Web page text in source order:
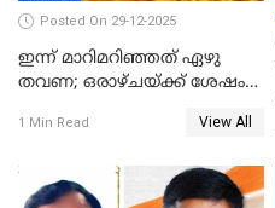
Posted On 29-12-2025
ഇന്ന് മാറിമറിഞ്ഞത് ഏഴു
തവണ; ഒരാഴ്ചയ്ക്ക് ശേഷം
1 Min Read View All